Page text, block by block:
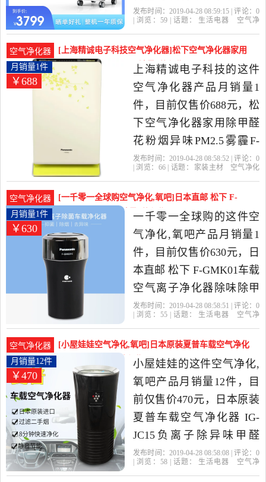
味新款是2019年352空气净
当中性价比很高的空气净
化,氧吧，由北京发货。
发布时间：2019-04-28 08:59:15 | 评论： 0
| 浏览： 59| 话题： 生活电器
空气净
空气净化器
[上海精诚电子科技空气净化器]松下空气净化器家用
除甲醛花粉烟异味P月销量1件仅售688元
￥688
月销量1件
上海精诚电子科技的这件
空气净化器产品月销量1
件，目前仅售价688元，松
下空气净化器家用除甲醛
花粉烟异味PM2.5雾霾F-
PDF35C是2019年上海精诚
中性价比很高的空气净化
器，由上海发货。
发布时间：2019-04-28 08:58:52 | 评论： 0
| 浏览： 66| 话题： 家装主材
空气净化
空气净化器
[一千零一全球购空气净化,氧吧]日本直邮 松下 F-
GMK01车载空月销量1件仅售630元
￥630
月销量1件
一千零一全球购的这件空
气净化,氧吧产品月销量1
件，目前仅售价630元，日
本直邮 松下 F-GMK01车载
空气离子净化器除味除甲
醛新车净化是2019年一千
当中性价比很高的空气净
化,氧吧，由日本发货。
发布时间：2019-04-28 08:58:51 | 评论： 0
| 浏览： 55| 话题： 生活电器
空气净
空气净化器
[小屋娃娃空气净化,氧吧]日本原装夏普车载空气净化
器 IG-J月销量12件仅售470元
￥470
月销量12件
小屋娃娃的这件空气净化,
氧吧产品月销量12件，目
前仅售价470元，日本原装
夏普车载空气净化器 IG-
JC15负离子除异味甲醛
PM2.5现货是2019年小屋娃
发布时间：2019-04-28 08:58:08 | 评论： 0
| 浏览： 58| 话题： 生活电器
空气净